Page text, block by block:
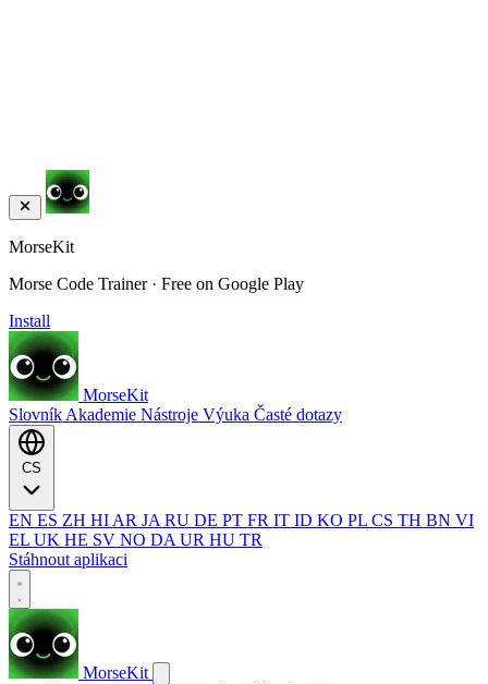
MorseKit
Morse Code Trainer · Free on Google Play
Install
MorseKit
Slovník Akademie Nástroje Výuka Časté dotazy
EN ES ZH HI AR JA RU DE PT FR IT ID KO PL CS TH BN VI
EL UK HE SV NO DA UR HU TR
Stáhnout aplikaci
MorseKit